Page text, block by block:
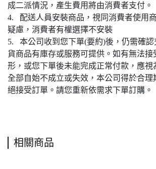
成二派情況，產生費用將由消費者支付。
4. 配送人員安裝商品，視同消費者使用
疑慮，消費者有權選擇不安裝
5. 本公司收到您下單(要約)後，仍需確
貨商品有庫存或服務可提供。如有無法接
形，或您下單後未能完成正常付款，應視
全部自始不成立或失效，本公司得於合理
絕接受訂單。請您重新依需求下單訂購。
相關商品